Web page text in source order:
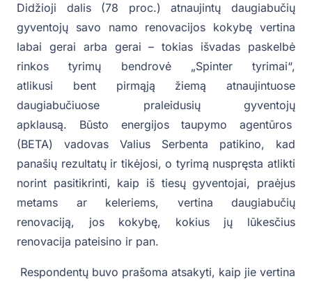
Didžioji dalis (78 proc.) atnaujintų daugiabučių
gyventojų savo namo renovacijos kokybę vertina
labai gerai arba gerai – tokias išvadas paskelbė
rinkos tyrimų bendrovė „Spinter tyrimai“,
atlikusi bent pirmąją žiemą atnaujintuose
daugiabučiuose praleidusių gyventojų
apklausą. Būsto energijos taupymo agentūros
(BETA) vadovas Valius Serbenta patikino, kad
panašių rezultatų ir tikėjosi, o tyrimą nuspręsta atlikti
norint pasitikrinti, kaip iš tiesų gyventojai, praėjus
metams ar keleriems, vertina daugiabučių
renovaciją, jos kokybę, kokius jų lūkesčius
renovacija pateisino ir pan.
Respondentų buvo prašoma atsakyti, kaip jie vertina